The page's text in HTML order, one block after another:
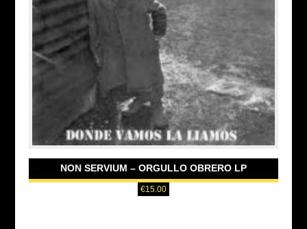
NON SERVIUM – ORGULLO OBRERO LP
€15.00